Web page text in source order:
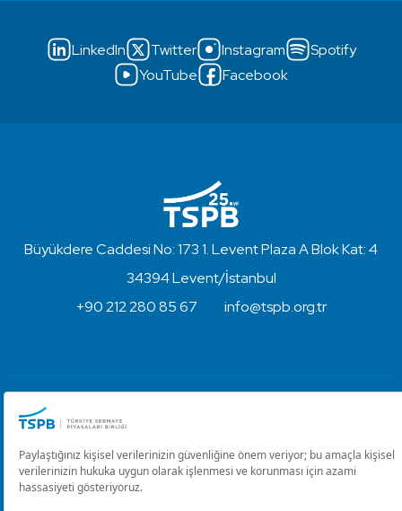
LinkedIn Twitter Instagram
Spotify
YouTube
Facebook
Büyükdere Caddesi No: 173 1. Levent Plaza A Blok Kat: 4
34394 Levent/İstanbul
+90 212 280 85 67
info@tspb.org.tr
Kullanım Koşulları ve Gizlilik
Çerez Ayarlarını Düzenle